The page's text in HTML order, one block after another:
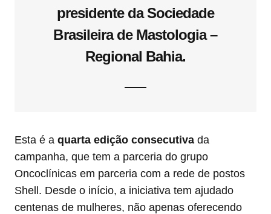
presidente da Sociedade
Brasileira de Mastologia –
Regional Bahia.
Esta é a quarta edição consecutiva da
campanha, que tem a parceria do grupo
Oncoclínicas em parceria com a rede de postos
Shell. Desde o início, a iniciativa tem ajudado
centenas de mulheres, não apenas oferecendo